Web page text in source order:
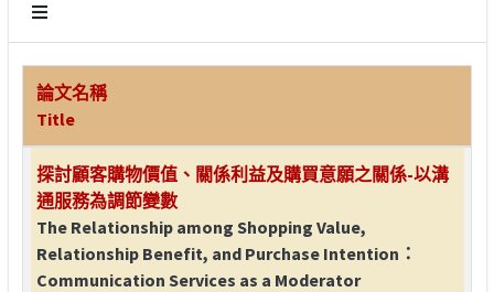
論文名稱
Title
探討顧客購物價值、關係利益及購買意願之關係-以溝
通服務為調節變數
The Relationship among Shopping Value,
Relationship Benefit, and Purchase Intention：
Communication Services as a Moderator